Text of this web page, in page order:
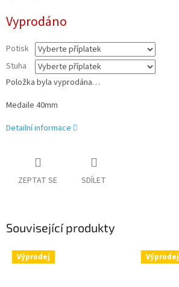
cena:
Vyprodáno
Potisk
Stuha
Položka byla vyprodána…
Medaile 40mm
Detailní informace
ZEPTAT SE SDÍLET
Související produkty
Výprodej Výprodej